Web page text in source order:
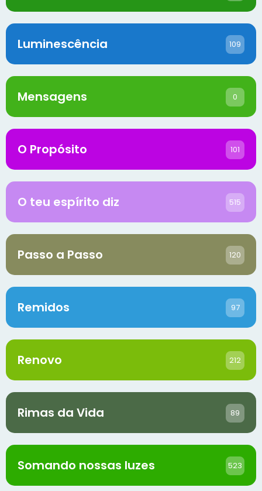
Luminescência 109
Mensagens 0
O Propósito 101
O teu espírito diz 515
Passo a Passo 120
Remidos 97
Renovo 212
Rimas da Vida 89
Somando nossas luzes 523